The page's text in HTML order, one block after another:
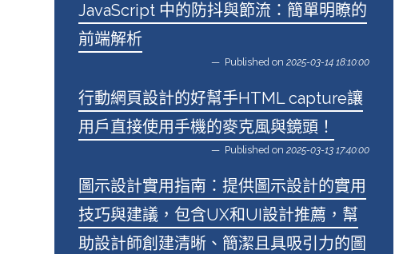
JavaScript 中的防抖與節流：簡單明瞭的
前端解析
Published on 2025-03-14 18:10:00
行動網頁設計的好幫手HTML capture讓
用戶直接使用手機的麥克風與鏡頭！
Published on 2025-03-13 17:40:00
圖示設計實用指南：提供圖示設計的實用
技巧與建議，包含UX和UI設計推薦，幫
助設計師創建清晰、簡潔且具吸引力的圖